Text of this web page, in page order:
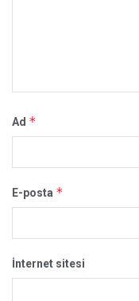
Ad *
E-posta *
İnternet sitesi